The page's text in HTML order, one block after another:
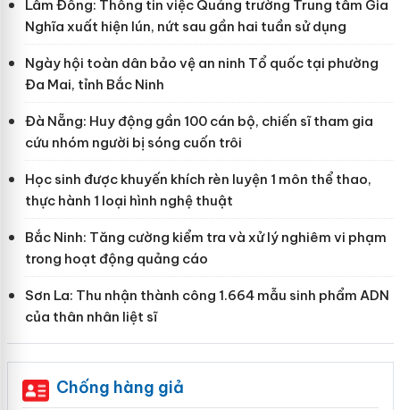
Lâm Đồng: Thông tin việc Quảng trường Trung tâm Gia
Nghĩa xuất hiện lún, nứt sau gần hai tuần sử dụng
Ngày hội toàn dân bảo vệ an ninh Tổ quốc tại phường
Đa Mai, tỉnh Bắc Ninh
Đà Nẵng: Huy động gần 100 cán bộ, chiến sĩ tham gia
cứu nhóm người bị sóng cuốn trôi
Học sinh được khuyến khích rèn luyện 1 môn thể thao,
thực hành 1 loại hình nghệ thuật
Bắc Ninh: Tăng cường kiểm tra và xử lý nghiêm vi phạm
trong hoạt động quảng cáo
Sơn La: Thu nhận thành công 1.664 mẫu sinh phẩm ADN
của thân nhân liệt sĩ
Chống hàng giả